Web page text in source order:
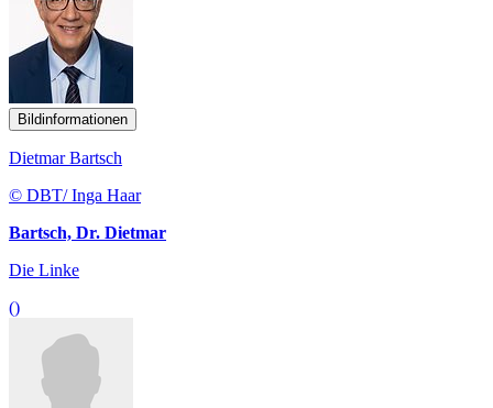
Bildinformationen
Dietmar Bartsch
© DBT/ Inga Haar
Bartsch, Dr. Dietmar
Die Linke
()